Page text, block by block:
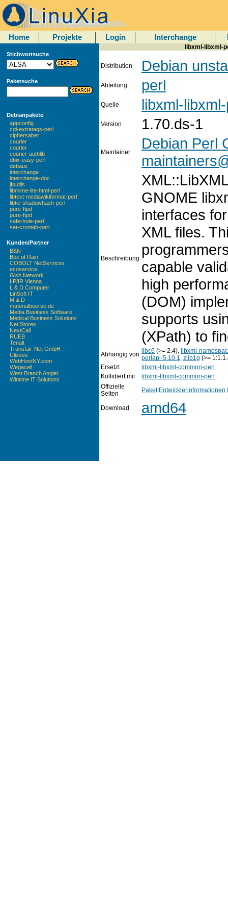
Home Projekte Login Interchange
Stichwortsuche
Paketsuche
Debianpakete
appconfig
cgi-extratags-perl
ciphersaber
courier
courier
courier-authlib
dbix-easy-perl
debaux
interchange
interchange-doc
jfsutils
libmime-lite-html-perl
libtext-mediawikiformat-perl
libtie-shadowhash-perl
pure-ftpd
pure-ftpd
safe-hole-perl
set-crontab-perl
Kunden/Partner
B&N
Box of Rain
COBOLT NetServices
ecoservice
Gish Network
IIP/IR Vienna
L & D Computer
LinSoft IT
M & D
materialboerse.de
Media Business Software
Medical Business Solutions
Net Stores
NextCall
RUEB
Tenalt
Transfair-Net GmbH
Ulisses
WebHostNY.com
Wegacell
West Branch Angler
Wintime IT Solutions
libxml-libxml-
Distribution Debian
Abteilung perl
Quelle libxml-
Version 1.70.ds-1
Maintainer
Debian Perl
Beschreibung
GNOME
interfaces
XML files.
capable
high
(DOM)
supports
(XPath) to
Abhängig von libc6 (>= 2.4), libxml-
perlapi-5.10.1, zlib1g (>=
Ersetzt
libxml-libxml-common-perl
Kollidiert mit
libxml-libxml-common-perl
Offizielle
Seiten
Paket Entwicklerinformationen
Download amd64